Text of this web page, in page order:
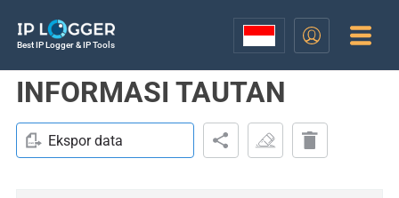
Best IP Logger & IP Tools
INFORMASI TAUTAN
Ekspor data